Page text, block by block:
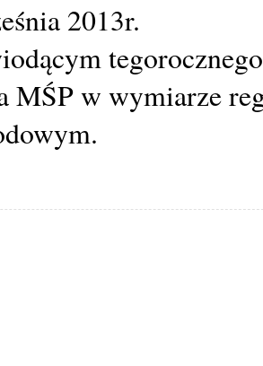
2013r.
MŚP w wymiarze